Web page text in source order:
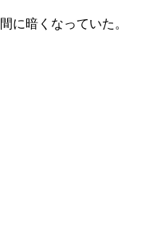
に暗くなっていた。